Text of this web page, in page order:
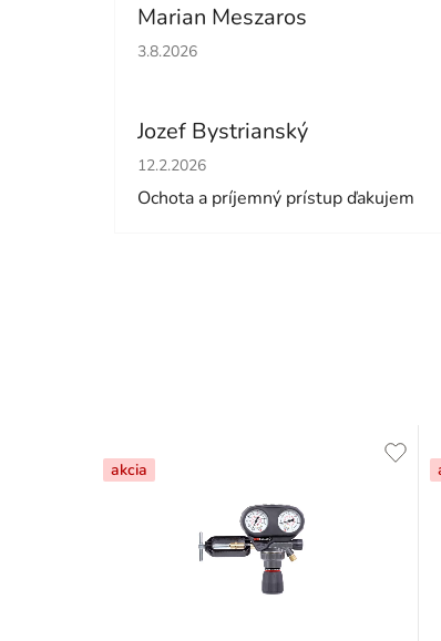
Marian Meszaros
Hodnotenie obchodu je 5 z 5
3.8.2026
Jozef Bystrianský
Hodnotenie obchodu je 5 z 5
12.2.2026
Ochota a príjemný prístup ďakujem
akcia